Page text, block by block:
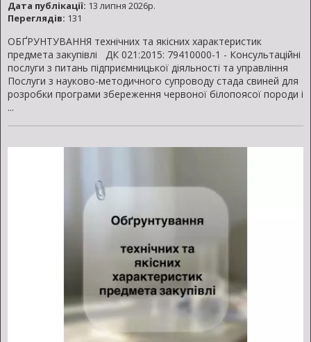
Дата публікації: 13 липня 2026р.
Переглядів: 131
ОБҐРУНТУВАННЯ технічних та якісних характеристик
предмета закупівлі ДК 021:2015: 79410000-1 - Консультаційні
послуги з питань підприємницької діяльності та управління
Послуги з науково-методичного супроводу стада свиней для
розробки програми збереження червоної білопоясої породи і
...